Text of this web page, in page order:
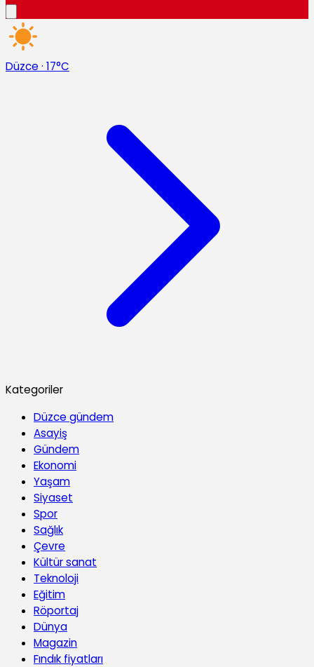
Düzce · 17°C
Kategoriler
Düzce gündem
Asayiş
Gündem
Ekonomi
Yaşam
Siyaset
Spor
Sağlık
Çevre
Kültür sanat
Teknoloji
Eğitim
Röportaj
Dünya
Magazin
Fındık fiyatları